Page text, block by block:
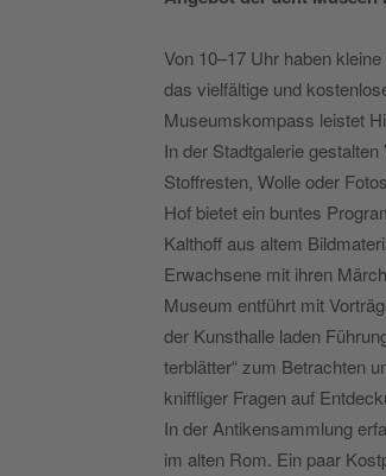
Von 10–17 Uhr haben
das vielfältige und
Museumskompass leistet
In der Stadtgalerie
Stoffresten, Wolle oder
Hof bietet ein buntes
Kalthoff aus altem
Erwachsene mit ihren
Museum entführt mit
der Kunsthalle laden
terblätter“ zum Betrachten
kniffliger Fragen auf
In der Antikensammlung
im alten Rom. Ein paar